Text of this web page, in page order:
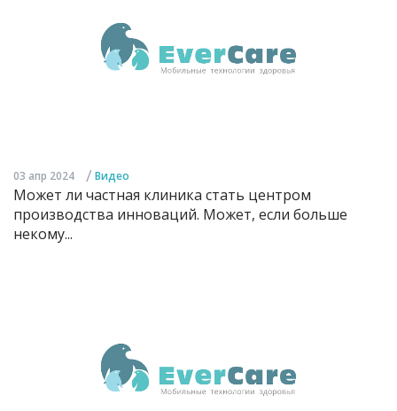
03 апр 2024 / Видео
Может ли частная клиника стать центром
производства инноваций. Может, если больше
некому...